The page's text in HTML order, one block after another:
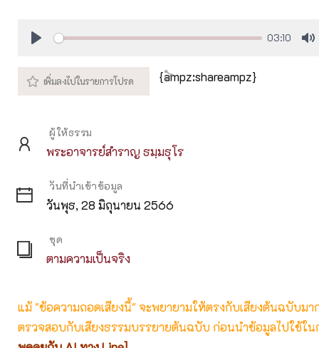
03:10
{ampz:shareampz}
ผู้ให้ธรรม
พระอาจารย์สำราญ ธมฺมธุโร
วันที่นำเข้าข้อมูล
วันพุธ, 28 มิถุนายน 2566
ชุด
ตามความเป็นจริง
แม้ "ข้อความถอดเสียงนี้" จะพยายามให้ตรงกับเสียงต้นฉบับม
ตรวจสอบกับเสียงธรรมบรรยายต้นฉบับ ก่อนนำข้อมูลไปใช้ใน